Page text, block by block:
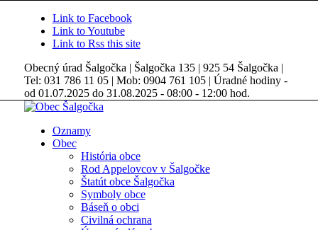
Link to Facebook
Link to Youtube
Link to Rss this site
Obecný úrad Šalgočka | Šalgočka 135 | 925 54 Šalgočka |
Tel: 031 786 11 05 | Mob: 0904 761 105 | Úradné hodiny -
od 01.07.2025 do 31.08.2025 - 08:00 - 12:00 hod.
Oznamy
Obec
História obce
Rod Appelovcov v Šalgočke
Štatút obce Šalgočka
Symboly obce
Báseň o obci
Civilná ochrana